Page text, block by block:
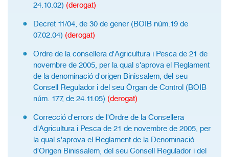
24.10.02) (derogat)
Decret 11/04, de 30 de gener (BOIB núm.19 de
07.02.04) (derogat)
Ordre de la consellera d'Agricultura i Pesca de 21 de
novembre de 2005, per la qual s'aprova el Reglament
de la denominació d'origen Binissalem, del seu
Consell Regulador i del seu Òrgan de Control (BOIB
núm. 177, de 24.11.05) (derogat)
Correcció d'errors de l'Ordre de la Consellera
d'Agricultura i Pesca de 21 de novembre de 2005, per
la qual s'aprova el Reglament de la Denominació
d'Origen Binissalem, del seu Consell Regulador i del